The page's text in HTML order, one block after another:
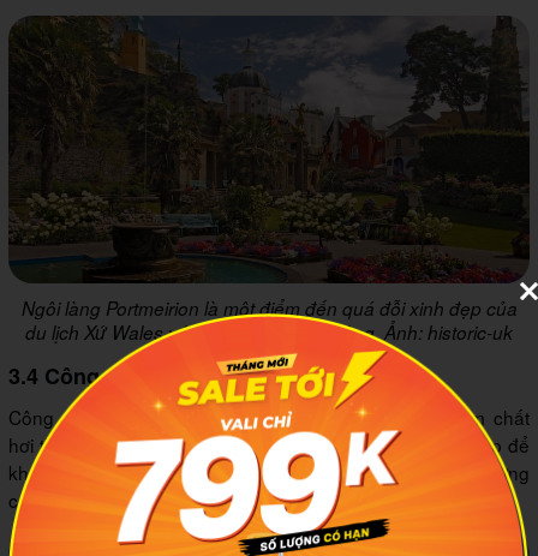
Ngôi làng Portmeirion là một điểm đến quá đỗi xinh đẹp của
du lịch Xứ Wales với không gian thơ mộng. Ảnh: historic-uk
3.4 Công viên quốc gia Pembrokeshire
Công viên quốc gia Pembrokeshire mang vẻ đẹp đậm chất
hơi thở biển cả. Đây là một trong những địa điểm tuyệt đẹp để
khám phá khi du lịch Xứ Wales nếu bạn là tín đồ của những
cảnh đẹp nông thôn cùng bờ biển có phần gồ ghề.